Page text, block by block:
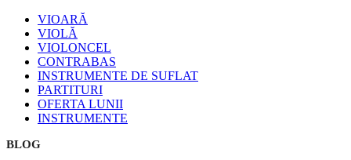
VIOARĂ
VIOLĂ
VIOLONCEL
CONTRABAS
INSTRUMENTE DE SUFLAT
PARTITURI
OFERTA LUNII
INSTRUMENTE
BLOG